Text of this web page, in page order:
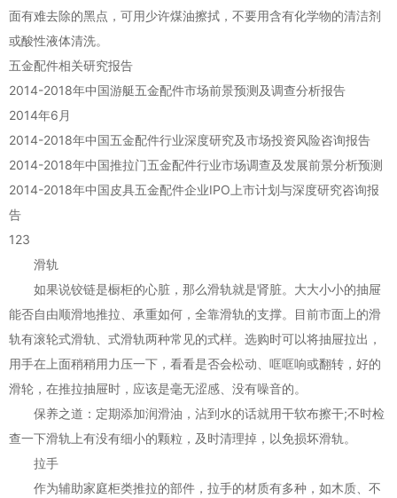
面有难去除的黑点，可用少许煤油擦拭，不要用含有化学物的清洁剂
或酸性液体清洗。
五金配件相关研究报告
2014-2018年中国游艇五金配件市场前景预测及调查分析报告
2014年6月
2014-2018年中国五金配件行业深度研究及市场投资风险咨询报告
2014-2018年中国推拉门五金配件行业市场调查及发展前景分析预测
2014-2018年中国皮具五金配件企业IPO上市计划与深度研究咨询报
告
123
滑轨
如果说铰链是橱柜的心脏，那么滑轨就是肾脏。大大小小的抽屉
能否自由顺滑地推拉、承重如何，全靠滑轨的支撑。目前市面上的滑
轨有滚轮式滑轨、式滑轨两种常见的式样。选购时可以将抽屉拉出，
用手在上面稍稍用力压一下，看看是否会松动、哐哐响或翻转，好的
滑轮，在推拉抽屉时，应该是毫无涩感、没有噪音的。
保养之道：定期添加润滑油，沾到水的话就用干软布擦干;不时检
查一下滑轨上有没有细小的颗粒，及时清理掉，以免损坏滑轨。
拉手
作为辅助家庭柜类推拉的部件，拉手的材质有多种，如木质、不